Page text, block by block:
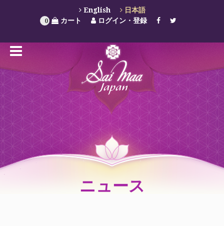
English 日本語
0 カート ログイン・登録
ニュース